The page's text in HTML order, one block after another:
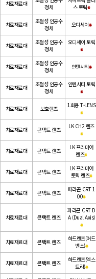
치료재료대
정체
스 토릭⁕
치료재료대
조절성 인공수
정체
오디세이⁕
치료재료대
조절성 인공수
정체
오디세이 토릭
⁕
치료재료대
조절성 인공수
정체
인텐시티⁕
치료재료대
조절성 인공수
정체
인텐시티 토릭
⁕
치료재료대 보호렌즈
1회용 T-LENS
⁕
치료재료대 콘택트 렌즈
LK CH2 렌즈
⁕
치료재료대 콘택트 렌즈
LK 프리미어
렌즈⁕
치료재료대 콘택트 렌즈
LK 프리미어
토릭 렌즈⁕
치료재료대 콘택트 렌즈
파라곤 CRT 1
00⁕
치료재료대 콘택트 렌즈
파라곤 CRT D
A (Dual Axis)
⁕
치료재료대 콘택트 렌즈
하드렌즈(어드
밴스)⁕
치료재료대 콘택트 렌즈
하드렌즈(엑스
트라)⁕